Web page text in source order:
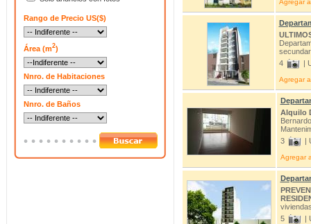
Rango de Precio US($)
Área (m2)
Nnro. de Habitaciones
Nnro. de Baños
Agregar
4
|
Agregar
Alquilo
3
|
Agregar
5
|